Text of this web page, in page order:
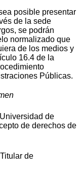
posible presentar
de la sede
se podrán
normalizado que
de los medios y
16.4 de la
Públicas.
de
de derechos de
de